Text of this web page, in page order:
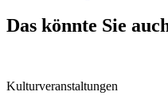
Das könnte Sie
Kulturveranstaltungen